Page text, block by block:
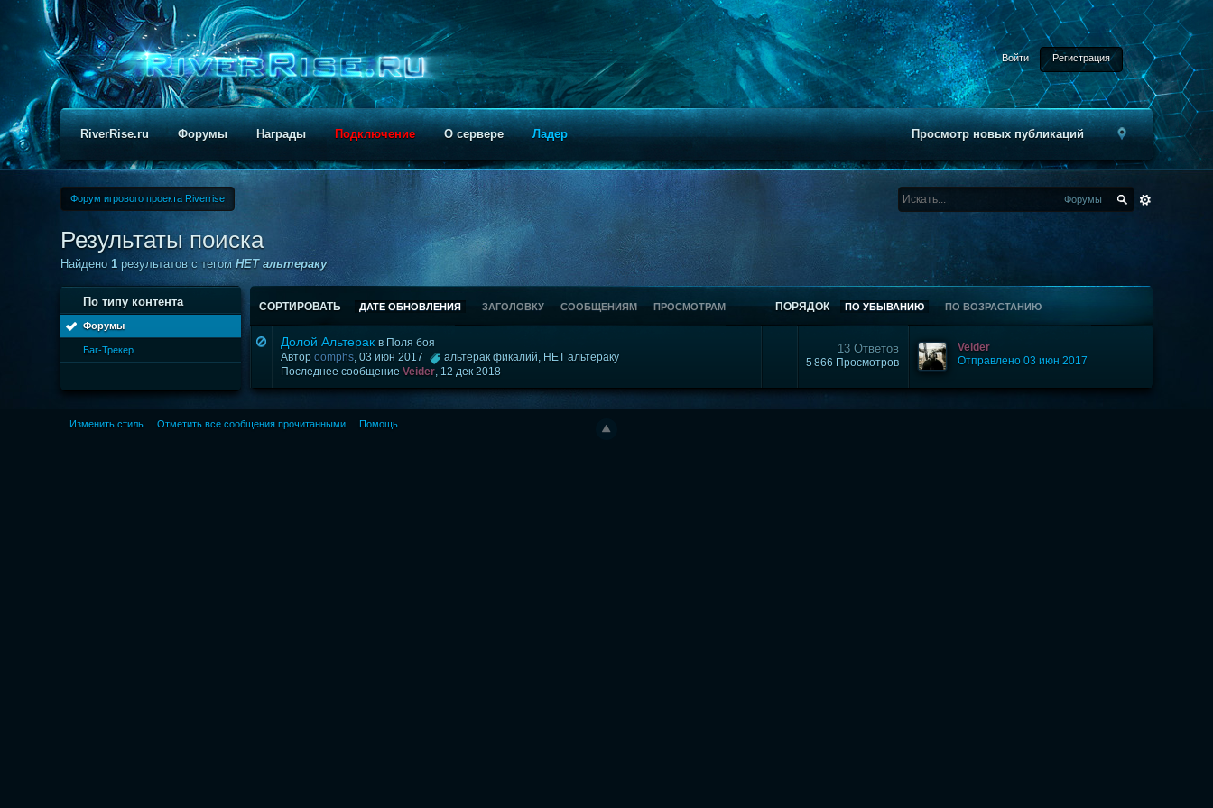
Войти Регистрация
Просмотр новых публикаций
RiverRise.ru Форумы Награды Подключение О сервере Ладер
Форум игрового проекта Riverrise Форумы
Результаты поиска
Найдено1 результатов с тегомНЕТ альтераку
По типу контента
Форумы
Баг-Трекер
СОРТИРОВАТЬ ДАТЕ ОБНОВЛЕНИЯ ЗАГОЛОВКУ СООБЩЕНИЯМ ПРОСМОТРАМ ПОРЯДОК ПО УБЫВАНИЮ ПО ВОЗРАСТАНИЮ
Долой Альтерак в Поля боя
Авторoomphs, 03 июн 2017 альтерак фикалий, НЕТ альтераку
Последнее сообщениеVeider, 12 дек 2018
13 Ответов
5 866 Просмотров
Veider
Отправлено 03 июн 2017
Изменить стиль Отметить все сообщения прочитанными Помощь